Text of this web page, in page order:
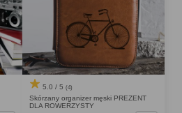
5.0 / 5 (4)
Skórzany organizer męski PREZENT
DLA ROWERZYSTY